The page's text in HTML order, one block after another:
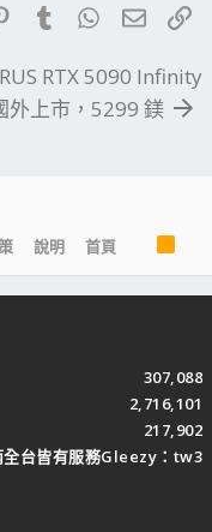
PinterestTumblrWhatsApp
電子
RTX 5090 Infinity
外上市，5299 鎂
說明 首頁
R
S
S
307,088
2,716,101
217,902
全台皆有服務Gleezy：tw3